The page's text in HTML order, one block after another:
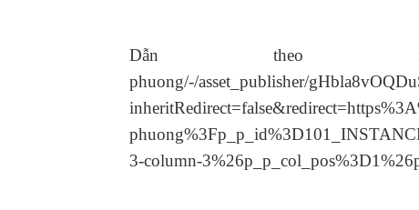
Dẫn theo nguồn:
phuong/-/asset_publisher/
3-column-